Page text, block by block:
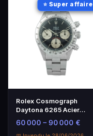
⭐ Super affaire
Rolex Cosmograph
Daytona 6265 Acier
Inoxydable
Chronographe
60 000 – 90 000 €